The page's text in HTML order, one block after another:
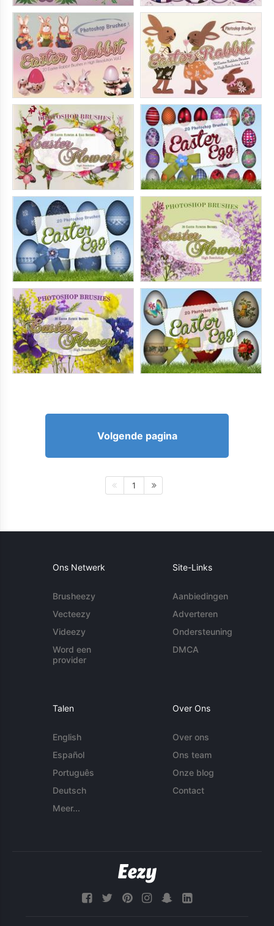
Volgende pagina
1
Ons Netwerk
Brusheezy
Vecteezy
Videezy
Word een
provider
Site-Links
Aanbiedingen
Adverteren
Ondersteuning
DMCA
Talen
English
Español
Português
Deutsch
Meer...
Over Ons
Over ons
Ons team
Onze blog
Contact